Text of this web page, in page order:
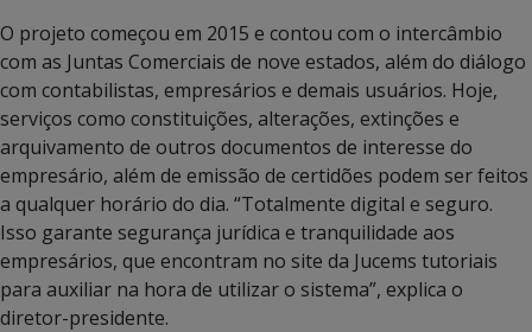
O projeto começou em 2015 e contou com o intercâmbio
com as Juntas Comerciais de nove estados, além do diálogo
com contabilistas, empresários e demais usuários. Hoje,
serviços como constituições, alterações, extinções e
arquivamento de outros documentos de interesse do
empresário, além de emissão de certidões podem ser feitos
a qualquer horário do dia. “Totalmente digital e seguro.
Isso garante segurança jurídica e tranquilidade aos
empresários, que encontram no site da Jucems tutoriais
para auxiliar na hora de utilizar o sistema”, explica o
diretor-presidente.